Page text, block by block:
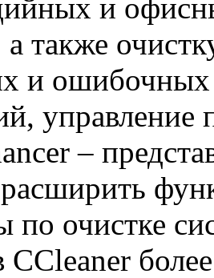
и
а также
и
управление
–
расширить
по очистке
CCleaner